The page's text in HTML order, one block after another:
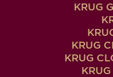
KRUG
KRUG
KRUG